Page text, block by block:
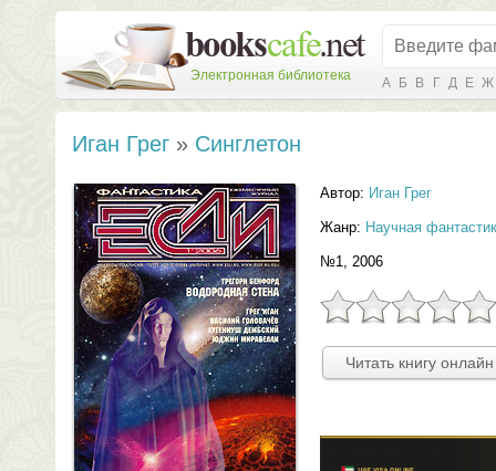
Электронная библиотека А Б В Г Д Е Ж
Иган Грег » Синглетон
Автор: Иган Грег
Жанр: Научная
№1, 2006
Читать книгу